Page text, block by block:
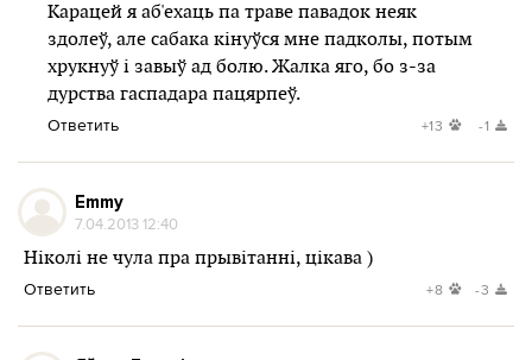
Карацей я аб'ехаць па траве павадок неяк
здолеў, але сабака кінуўся мне падколы, потым
хрукнуў і завыў ад болю. Жалка яго, бо з-за
дурства гаспадара пацярпеў.
Ответить +13 -1
Emmy
7.04.2013 12:40
Ніколі не чула пра прывітанні, цікава )
Ответить +8 -3